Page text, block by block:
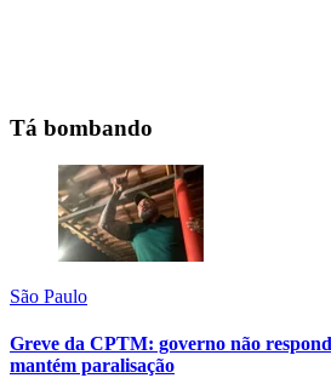
Tá bombando
São Paulo
Greve da CPTM: governo não
mantém paralisação